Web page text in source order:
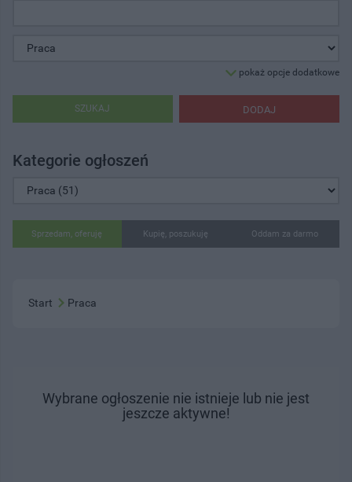
pokaż opcje dodatkowe
DODAJ
SZUKAJ
Kategorie ogłoszeń
Sprzedam, oferuję Kupię, poszukuję Oddam za darmo
Start Praca
Wybrane ogłoszenie nie istnieje lub nie jest
jeszcze aktywne!